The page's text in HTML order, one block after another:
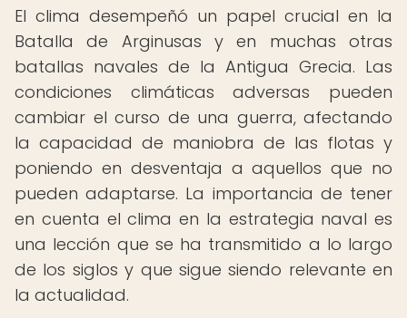
El clima desempeñó un papel crucial en la
Batalla de Arginusas y en muchas otras
batallas navales de la Antigua Grecia. Las
condiciones climáticas adversas pueden
cambiar el curso de una guerra, afectando
la capacidad de maniobra de las flotas y
poniendo en desventaja a aquellos que no
pueden adaptarse. La importancia de tener
en cuenta el clima en la estrategia naval es
una lección que se ha transmitido a lo largo
de los siglos y que sigue siendo relevante en
la actualidad.